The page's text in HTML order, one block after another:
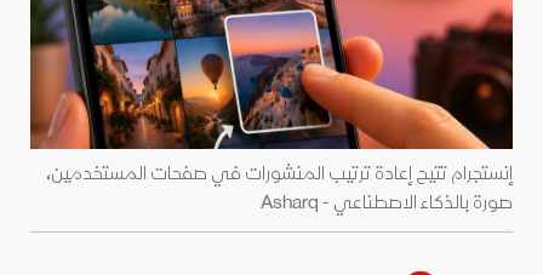
إنستجرام تتيح إعادة ترتيب المنشورات في صفحات المستخدمين،
صورة بالذكاء الاصطناعي - Asharq